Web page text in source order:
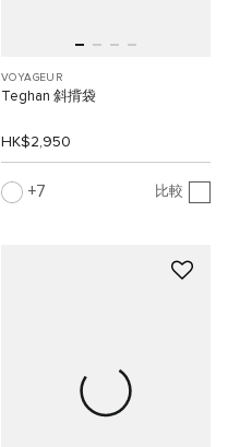
VOYAGEUR
Teghan 斜揹袋
HK$2,950
7 比較